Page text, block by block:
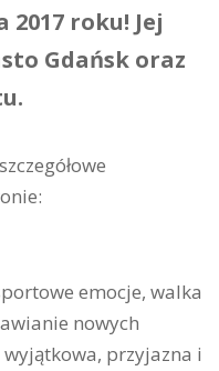
roku! Jej
Gdańsk oraz
emocje, walka
nowych
przyjazna i